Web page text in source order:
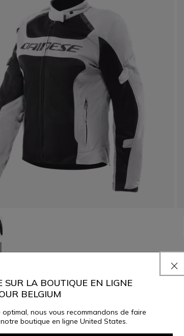
SUR LA BOUTIQUE EN LIGNE
BELGIUM
optimal, nous vous recommandons de faire
boutique en ligne United States.